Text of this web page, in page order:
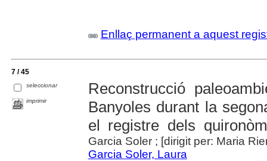
Enllaç permanent a aquest
7 / 45
seleccionar
imprimir
Reconstrucció
Banyoles durant la
el registre dels
Garcia Soler ; [dirigit per: Maria
Garcia Soler, Laura